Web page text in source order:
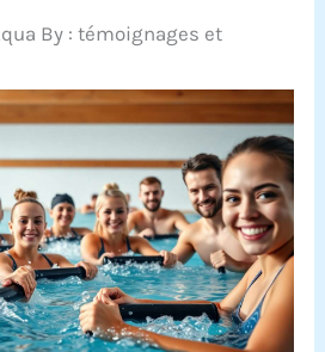
By : témoignages et